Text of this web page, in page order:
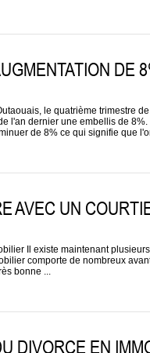
DE
le quatrième trimestre
l'an dernier une embellis de
de 8% ce qui signifie que
AVEC UN
Il existe maintenant
comporte de nombreux
bonne ...
DIVORCE EN